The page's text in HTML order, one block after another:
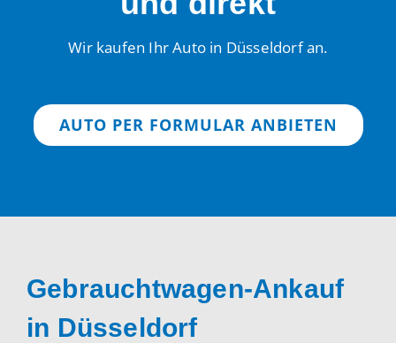
Wir kaufen Ihr Auto in Düsseldorf an.
AUTO PER FORMULAR ANBIETEN
Gebrauchtwagen-Ankauf
in Düsseldorf